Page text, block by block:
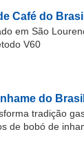
Café do Brasil
em São
V60
do Brasil
tradição
de bobó de